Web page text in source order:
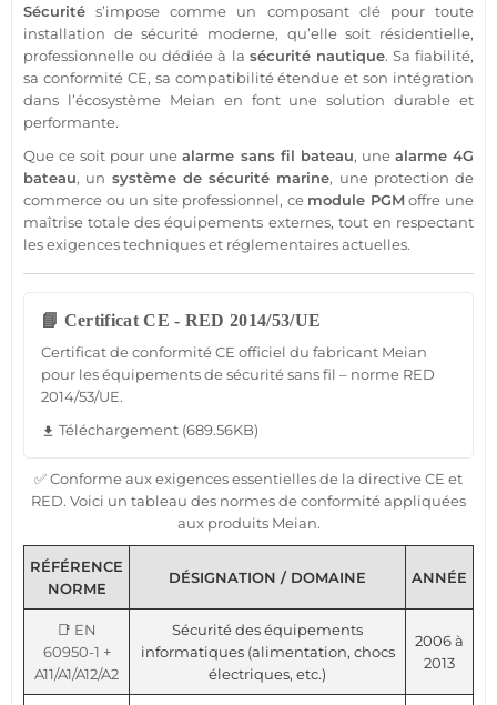
Sécurité s’impose comme un composant clé pour toute
installation desécurité moderne, qu’elle soit résidentielle,
professionnelle ou dédiée à la sécurité nautique. Sa fiabilité,
sa conformité CE, sa compatibilité étendue et son intégration
dans l’écosystème Meian en font une solution durable et
performante.
Que ce soit pour unealarme sans fil bateau, une alarme 4G
bateau, un systèmede sécurité marine, une protection de
commerce ou un site professionnel, ce module PGMoffre une
maîtrise totale des équipements externes, tout en respectant
les exigences techniques et réglementaires actuelles.
📘 Certificat CE - RED 2014/53/UE
Certificat de conformité CE officiel du fabricant Meian
pour les équipements de sécurité sans fil – norme RED
2014/53/UE.
file_download Téléchargement (689.56KB)
✅ Conforme aux exigences essentielles de la directive CE et
RED. Voici un tableau des normes de conformité appliquées
aux produits Meian.
RÉFÉRENCE
NORME
DÉSIGNATION / DOMAINE ANNÉE
📑 EN
60950-1 +
A11/A1/A12/A2
Sécurité des équipements
informatiques (alimentation, chocs
électriques, etc.)
2006 à
2013